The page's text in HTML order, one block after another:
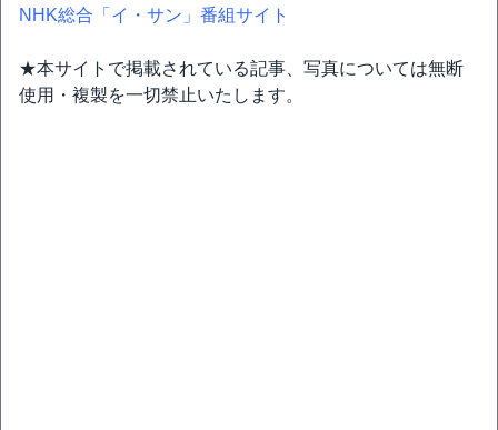
NHK総合「イ・サン」番組サイト
★本サイトで掲載されている記事、写真については無断
使用・複製を一切禁止いたします。